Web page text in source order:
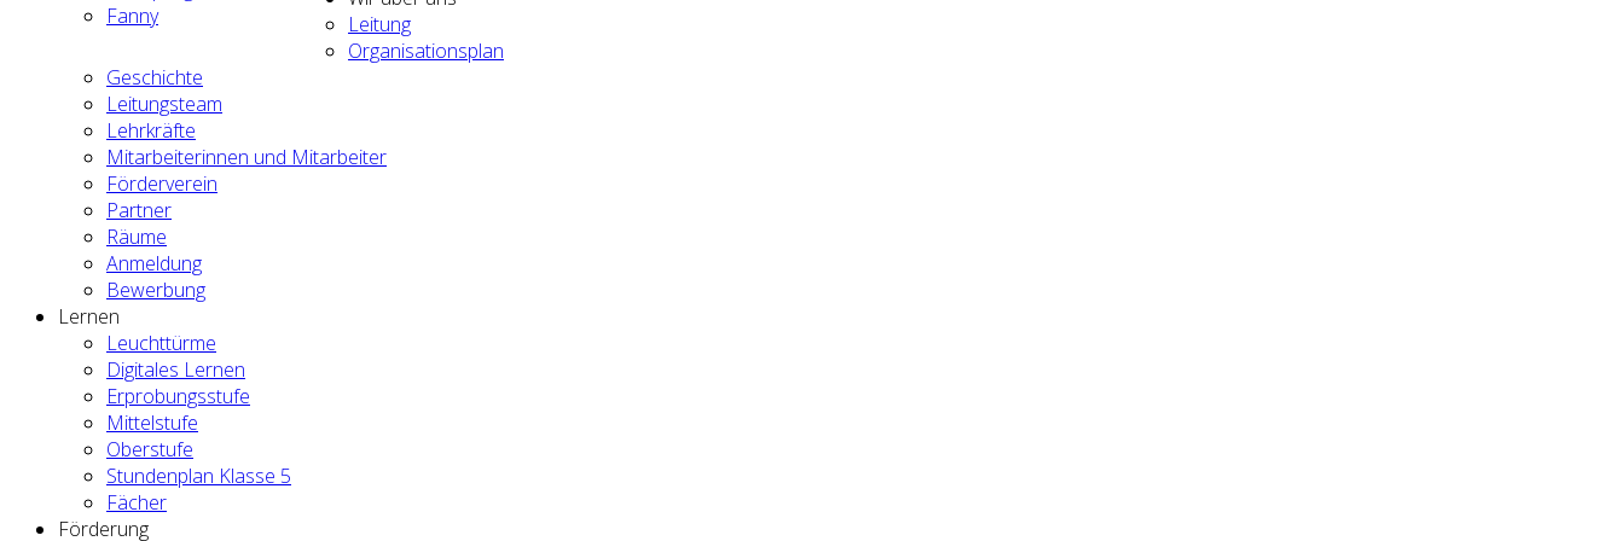
Fanny
Leitung
Organisationsplan
Geschichte
Leitungsteam
Lehrkräfte
Mitarbeiterinnen und Mitarbeiter
Förderverein
Partner
Räume
Anmeldung
Bewerbung
Lernen
Leuchttürme
Digitales Lernen
Erprobungsstufe
Mittelstufe
Oberstufe
Stundenplan Klasse 5
Fächer
Förderung